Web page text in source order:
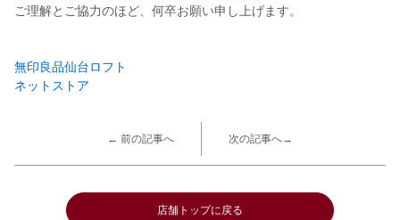
ご理解とご協力のほど、何卒お願い申し上げます。
無印良品仙台ロフト
ネットストア
← 前の記事へ 次の記事へ→
店舗トップに戻る